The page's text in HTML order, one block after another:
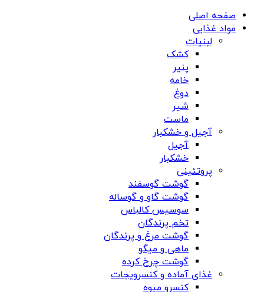
صفحه اصلی
مواد غذایی
لبنیات
کشک
پنیر
خامه
دوغ
شیر
ماست
آجیل و خشکبار
آجیل
خشکبار
پروتئینی
گوشت گوسفند
گوشت گاو و گوساله
سوسیس کالباس
تخم پرندگان
گوشت مرغ و پرندگان
ماهی و میگو
گوشت چرخ کرده
غذای آماده و کنسرویجات
کنسرو میوه